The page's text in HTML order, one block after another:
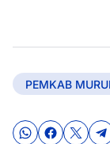
PEMKAB